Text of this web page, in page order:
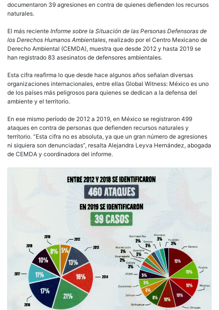
documentaron 39 agresiones en contra de quienes defienden los recursos
naturales.
El más reciente Informe sobre la Situación de las Personas Defensoras de
los Derechos Humanos Ambientales, realizado por el Centro Mexicano de
Derecho Ambiental (CEMDA), muestra que desde 2012 y hasta 2019 se
han registrado 83 asesinatos de defensores ambientales.
Esta cifra reafirma lo que desde hace algunos años señalan diversas
organizaciones internacionales, entre ellas Global Witness: México es uno
de los países más peligrosos para quienes se dedican a la defensa del
ambiente y el territorio.
En ese mismo período de 2012 a 2019, en México se registraron 499
ataques en contra de personas que defienden recursos naturales y
territorio. “Esta cifra no es absoluta, ya que un gran número de agresiones
ni siquiera son denunciadas”, resalta Alejandra Leyva Hernández, abogada
de CEMDA y coordinadora del informe.